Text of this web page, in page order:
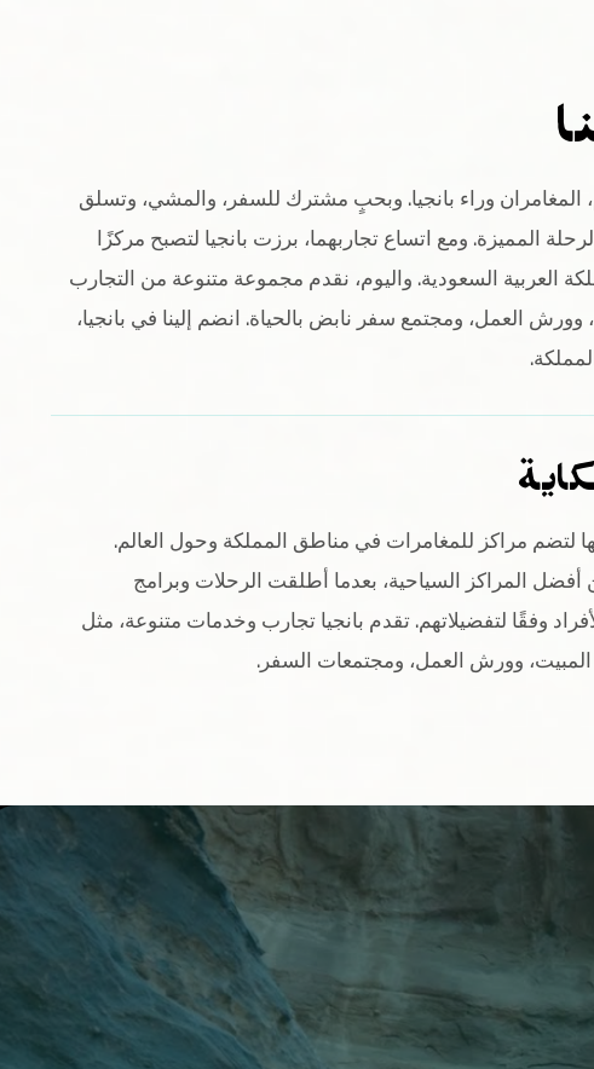
المغامران وراء بانجيا. وبحبٍ مشترك للسفر، والمشي، وتسلق
المميزة. ومع اتساع تجاربهما، برزت بانجيا لتصبح مركزًا
العربية السعودية. واليوم، نقدم مجموعة متنوعة من التجارب
وورش العمل، ومجتمع سفر نابض بالحياة. انضم إلينا في بانجيا،
لتضم مراكز للمغامرات في مناطق المملكة وحول العالم.
المراكز السياحية، بعدما أطلقت الرحلات وبرامج
وفقًا لتفضيلاتهم. تقدم بانجيا تجارب وخدمات متنوعة، مثل
المبيت، وورش العمل، ومجتمعات السفر.